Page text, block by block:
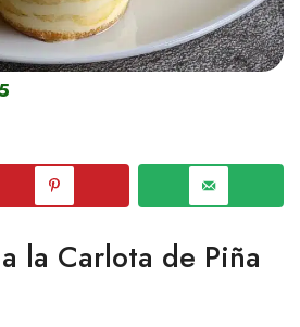
la Carlota de Piña